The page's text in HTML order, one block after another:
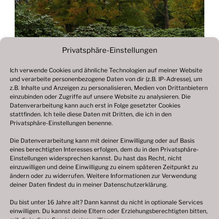
Privatsphäre-Einstellungen
Ich verwende Cookies und ähnliche Technologien auf meiner Website
und verarbeite personenbezogene Daten von dir (z.B. IP-Adresse), um
z.B. Inhalte und Anzeigen zu personalisieren, Medien von Drittanbietern
einzubinden oder Zugriffe auf unsere Website zu analysieren. Die
Datenverarbeitung kann auch erst in Folge gesetzter Cookies
stattfinden. Ich teile diese Daten mit Dritten, die ich in den
Privatsphäre-Einstellungen benenne.
Die Datenverarbeitung kann mit deiner Einwilligung oder auf Basis
eines berechtigten Interesses erfolgen, dem du in den Privatsphäre-
Einstellungen widersprechen kannst. Du hast das Recht, nicht
einzuwilligen und deine Einwilligung zu einem späteren Zeitpunkt zu
ändern oder zu widerrufen. Weitere Informationen zur Verwendung
deiner Daten findest du in meiner Datenschutzerklärung.
Du bist unter 16 Jahre alt? Dann kannst du nicht in optionale Services
einwilligen. Du kannst deine Eltern oder Erziehungsberechtigten bitten,
Beitragsnavigation
Vorheriger
Beitrag
Fotogalerie 2020
© 2003 – 2025 nilsbenthien.de,Datenschutzerklärung
|Cookie-Richtlinie EU|Impressum